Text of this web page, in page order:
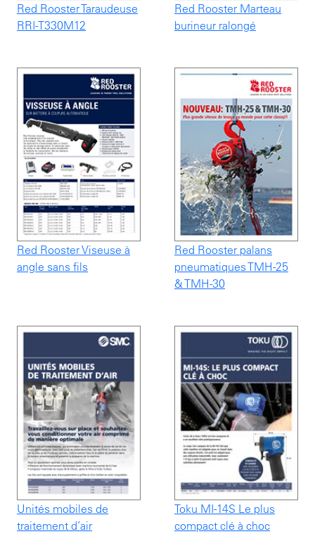
Red Rooster Taraudeuse
RRI-T330M12
Red Rooster Marteau
burineur ralongé
Red Rooster Viseuse à
angle sans fils
Red Rooster palans
pneumatiques TMH-25
& TMH-30
Unités mobiles de
traitement d’air
Toku MI-14S Le plus
compact clé à choc